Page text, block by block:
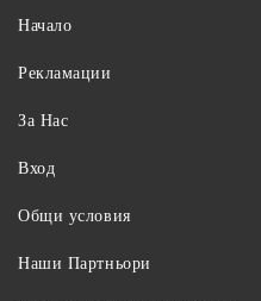
Начало
Рекламации
За Нас
Вход
Общи условия
Наши Партньори